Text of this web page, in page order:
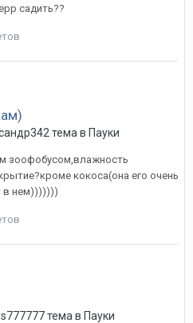
садить??
тема в Пауки
зоофобусом,влажность
кокоса(она его очень
в нем)))))))
тема в Пауки